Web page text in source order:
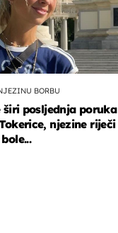
BORBU
posljednja poruka
njezine riječi